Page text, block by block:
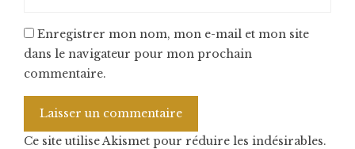
Enregistrer mon nom, mon e-mail et mon site
dans le navigateur pour mon prochain
commentaire.
Ce site utilise Akismet pour réduire les indésirables.